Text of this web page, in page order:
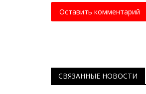
Оставить комментарий
СВЯЗАННЫЕ НОВОСТИ